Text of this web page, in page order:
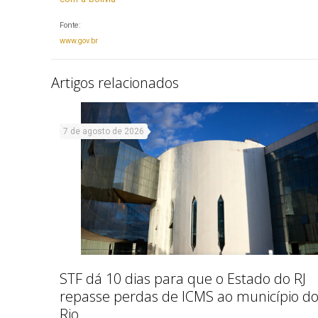
Fonte:
www.gov.br
Artigos relacionados
7 de agosto de 2026
STF dá 10 dias para que o Estado do RJ
repasse perdas de ICMS ao município do
Rio